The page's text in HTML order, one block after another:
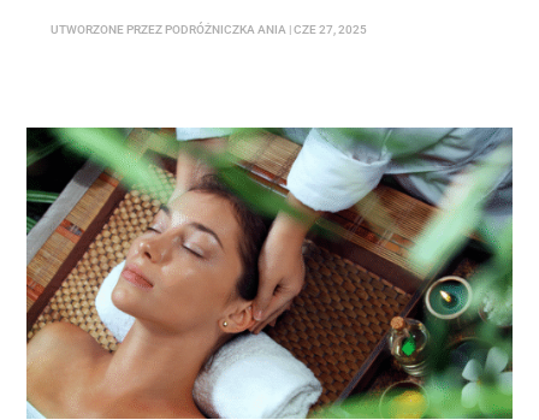
UTWORZONE PRZEZ PODRÓŻNICZKA ANIA |CZE 27, 2025